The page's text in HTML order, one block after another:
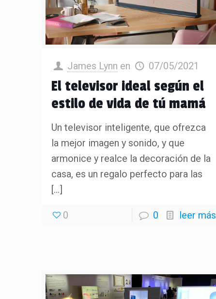
James Lynn en 07/05/2021
El televisor ideal según el
estilo de vida de tú mamá
Un televisor inteligente, que ofrezca
la mejor imagen y sonido, y que
armonice y realce la decoración de la
casa, es un regalo perfecto para las
[…]
0 0 leer más